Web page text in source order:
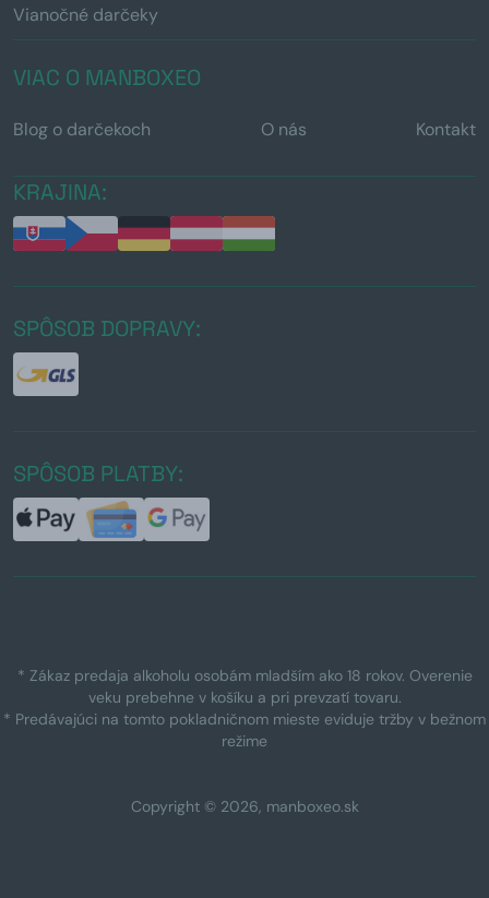
Vianočné darčeky
VIAC O MANBOXEO
Blog o darčekoch O nás Kontakt
KRAJINA:
SPÔSOB DOPRAVY:
SPÔSOB PLATBY:
* Zákaz predaja alkoholu osobám mladším ako 18 rokov. Overenie
veku prebehne v košíku a pri prevzatí tovaru.
* Predávajúci na tomto pokladničnom mieste eviduje tržby v bežnom
režime
Copyright © 2026, manboxeo.sk